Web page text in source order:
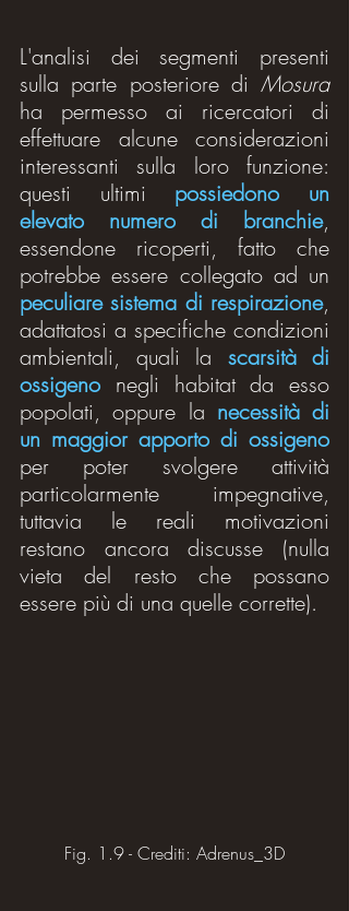
L'analisi dei segmenti presenti
sulla parte posteriore di Mosura
ha permesso ai ricercatori di
effettuare alcune considerazioni
interessanti sulla loro funzione:
questi ultimi possiedono un
elevato numero di branchie,
essendone ricoperti, fatto che
peculiare sistema di respirazione,
adattatosi a specifiche condizioni
ambientali, quali la scarsità di
ossigeno negli habitat da esso
popolati, oppure la necessità di
un maggior apporto di ossigeno
per poter svolgere attività
particolarmente impegnative,
tuttavia le reali motivazioni
restano ancora discusse (nulla
vieta del resto che possano
essere più di una quelle corrette).
Fig. 1.9 - Crediti: Adrenus_3D